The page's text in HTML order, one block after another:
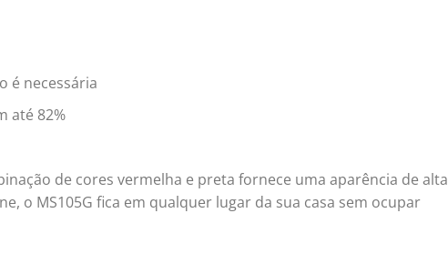
é necessária
até 82%
de cores vermelha e preta fornece uma aparência de alta
o MS105G fica em qualquer lugar da sua casa sem ocupar